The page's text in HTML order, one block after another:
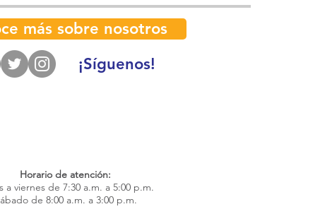
más sobre nosotros
¡Síguenos!
Horario de atención:
a viernes de 7:30 a.m. a 5:00 p.m.
de 8:00 a.m. a 3:00 p.m.